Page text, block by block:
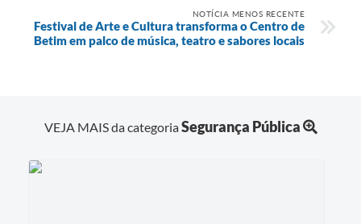
NOTÍCIA MENOS RECENTE
Festival de Arte e Cultura transforma o Centro de
Betim em palco de música, teatro e sabores locais
VEJA MAIS da categoriaSegurança Pública